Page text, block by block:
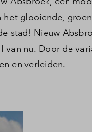
glooiende,
stad! Nieuw
van nu. Door de
en verleiden.